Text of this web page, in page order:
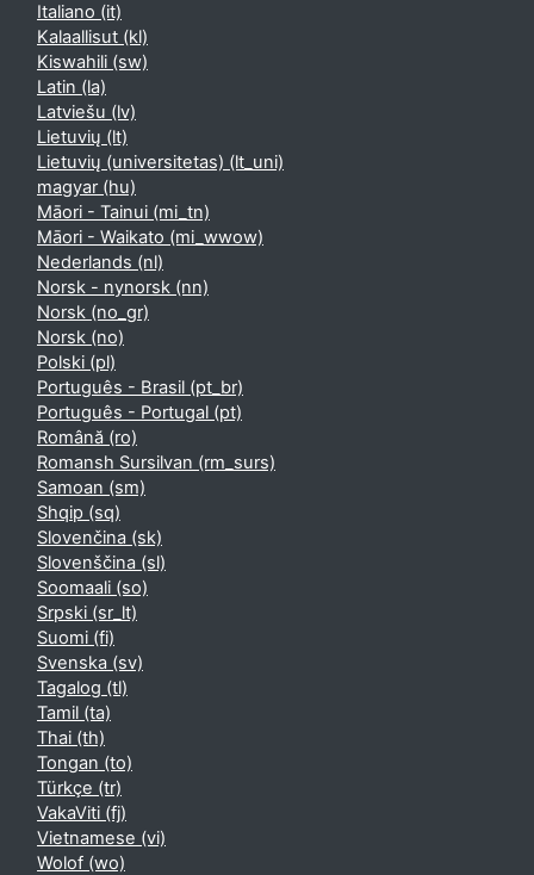
Italiano ‎(it)‎
Kalaallisut ‎(kl)‎
Kiswahili ‎(sw)‎
Latin ‎(la)‎
Latviešu ‎(lv)‎
Lietuvių ‎(lt)‎
Lietuvių (universitetas) ‎(lt_uni)‎
magyar ‎(hu)‎
Māori - Tainui ‎(mi_tn)‎
Māori - Waikato ‎(mi_wwow)‎
Nederlands ‎(nl)‎
Norsk - nynorsk ‎(nn)‎
Norsk ‎(no_gr)‎
Norsk ‎(no)‎
Polski ‎(pl)‎
Português - Brasil ‎(pt_br)‎
Português - Portugal ‎(pt)‎
Română ‎(ro)‎
Romansh Sursilvan ‎(rm_surs)‎
Samoan ‎(sm)‎
Shqip ‎(sq)‎
Slovenčina ‎(sk)‎
Slovenščina ‎(sl)‎
Soomaali ‎(so)‎
Srpski ‎(sr_lt)‎
Suomi ‎(fi)‎
Svenska ‎(sv)‎
Tagalog ‎(tl)‎
Tamil ‎(ta)‎
Thai ‎(th)‎
Tongan ‎(to)‎
Türkçe ‎(tr)‎
VakaViti ‎(fj)‎
Vietnamese ‎(vi)‎
Wolof ‎(wo)‎